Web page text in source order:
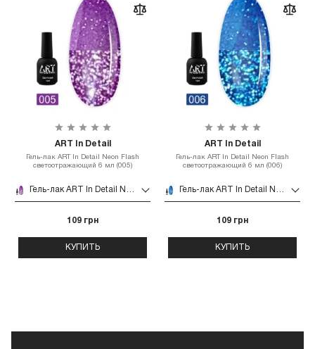
ART In Detail
Гель-лак ART In Detail Neon Flash
светоотражающий 6 мл (005)
Гель-лак ART In Detail Neon Flash светоотражающий 6 мл (005)
109 грн
КУПИТЬ
ART In Detail
Гель-лак ART In Detail Neon Flash
светоотражающий 6 мл (006)
Гель-лак ART In Detail Neon Flash светоотражающий 6 мл (006)
109 грн
КУПИТЬ